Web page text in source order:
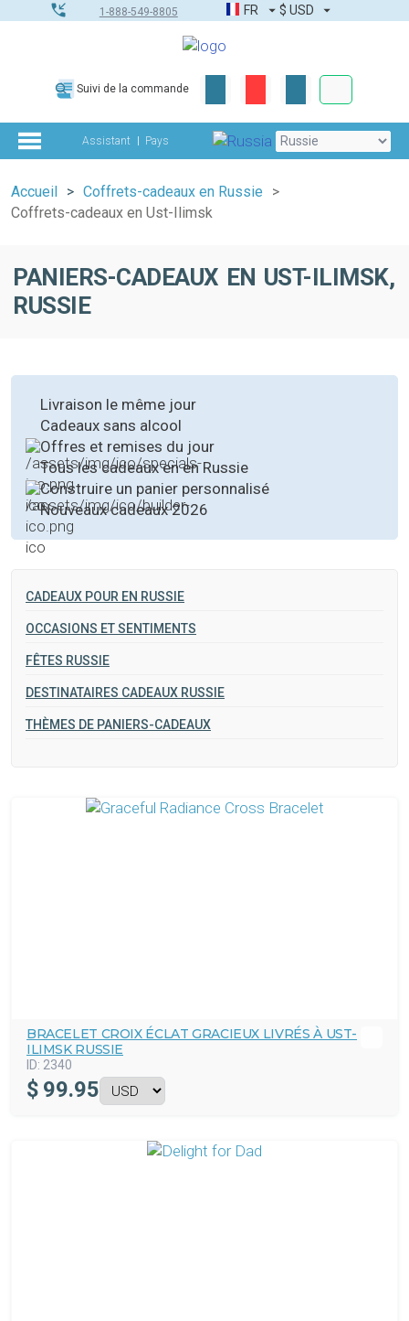
1-888-549-8805 FR $ USD
Suivi de la commande
Assistant Pays
Accueil
Coffrets-cadeaux en Russie
Coffrets-cadeaux en Ust-Ilimsk
PANIERS-CADEAUX EN UST-ILIMSK,
RUSSIE
Livraison le même jour
Cadeaux sans alcool
Offres et remises du jour
Tous les cadeaux en en Russie
Construire un panier personnalisé
Nouveaux cadeaux 2026
CADEAUX POUR EN RUSSIE
OCCASIONS ET SENTIMENTS
FÊTES RUSSIE
DESTINATAIRES CADEAUX RUSSIE
THÈMES DE PANIERS-CADEAUX
BRACELET CROIX ÉCLAT GRACIEUX LIVRÉS À UST-
ILIMSK RUSSIE
ID: 2340
$ 99.95